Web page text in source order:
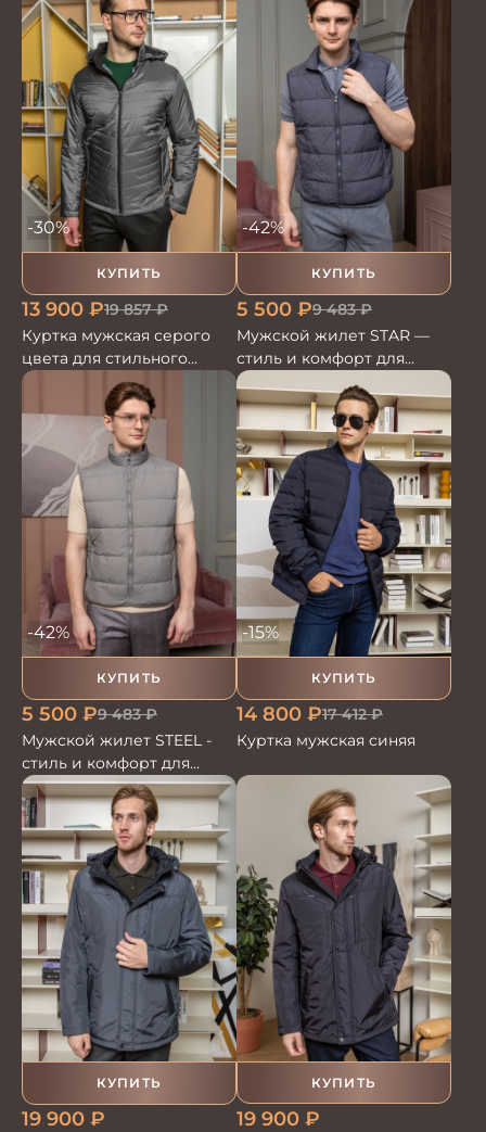
КУПИТЬ
-30%
13 900 ₽19 857₽
Куртка мужская серого
цвета для стильного
образа
КУПИТЬ
-42%
5 500 ₽9 483₽
Мужской жилет STAR —
стиль и комфорт для
любого повода
КУПИТЬ
-42%
5 500 ₽9 483₽
Мужской жилет STEEL -
стиль и комфорт для
каждого дня
КУПИТЬ
-15%
14 800 ₽17 412₽
Куртка мужская синяя
КУПИТЬ
19 900 ₽
КУПИТЬ
19 900 ₽